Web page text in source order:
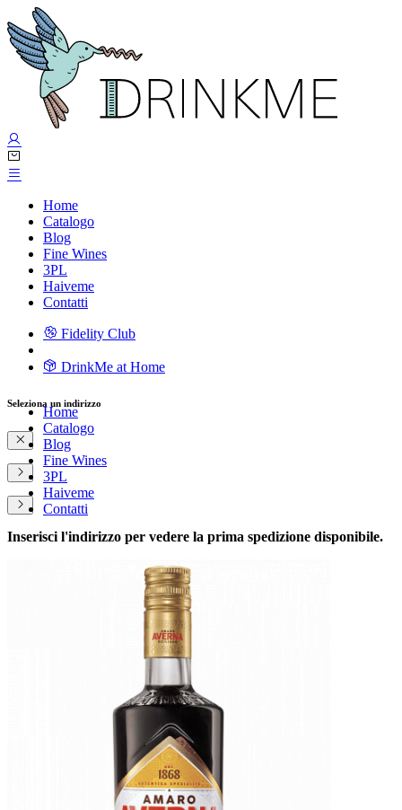
Home
Catalogo
Blog
Fine Wines
3PL
Haiveme
Contatti
Fidelity Club
DrinkMe at Home
Home
Catalogo
Blog
Fine Wines
3PL
Haiveme
Contatti
Seleziona un indirizzo
Inserisci l'indirizzo per vedere la prima spedizione disponibile.